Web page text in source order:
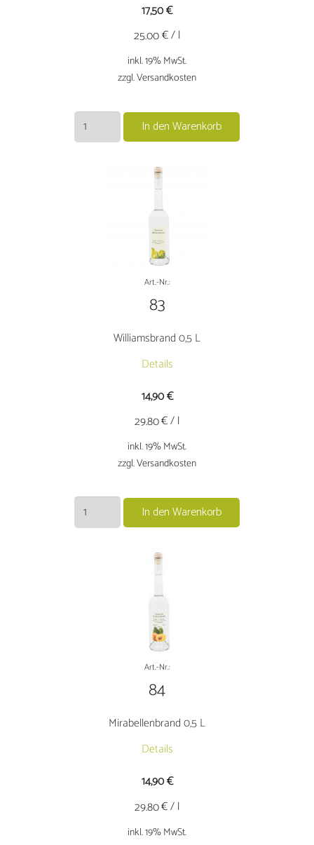
17,50€
25.00€ / l
inkl. 19% MwSt.
zzgl. Versandkosten
Williamsbrand
0,7
In den Warenkorb
Art.-Nr.:
83
Williamsbrand 0,5 L
Details
14,90€
29.80€ / l
inkl. 19% MwSt.
zzgl. Versandkosten
Williamsbrand
0,5
In den Warenkorb
Art.-Nr.:
84
Mirabellenbrand 0,5 L
Details
14,90€
29.80€ / l
inkl. 19% MwSt.